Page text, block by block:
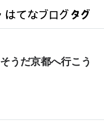
そうだ京都へ行こう